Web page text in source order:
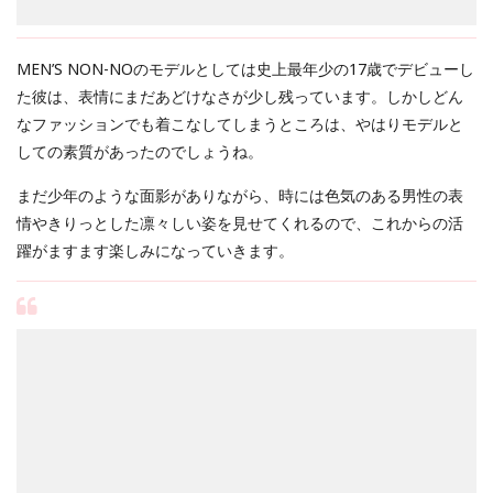
MEN’S NON-NOのモデルとしては史上最年少の17歳でデビューし
た彼は、表情にまだあどけなさが少し残っています。しかしどん
なファッションでも着こなしてしまうところは、やはりモデルと
しての素質があったのでしょうね。
まだ少年のような面影がありながら、時には色気のある男性の表
情やきりっとした凛々しい姿を見せてくれるので、これからの活
躍がますます楽しみになっていきます。